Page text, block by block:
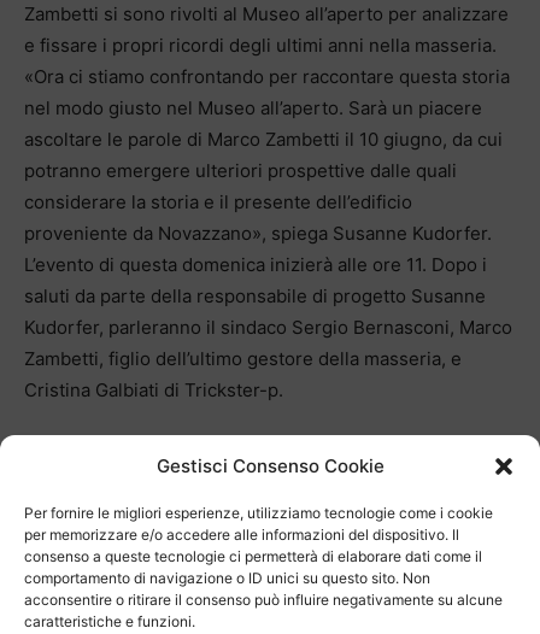
Gestisci Consenso Cookie
Per fornire le migliori esperienze, utilizziamo tecnologie come i cookie
per memorizzare e/o accedere alle informazioni del dispositivo. Il
consenso a queste tecnologie ci permetterà di elaborare dati come il
comportamento di navigazione o ID unici su questo sito. Non
acconsentire o ritirare il consenso può influire negativamente su alcune
caratteristiche e funzioni.
Zambetti si sono rivolti al Museo all’aperto per analizzare
e fissare i propri ricordi degli ultimi anni nella masseria.
«Ora ci stiamo confrontando per raccontare questa storia
nel modo giusto nel Museo all’aperto. Sarà un piacere
ascoltare le parole di Marco Zambetti il 10 giugno, da cui
potranno emergere ulteriori prospettive dalle quali
considerare la storia e il presente dell’edificio
proveniente da Novazzano», spiega Susanne Kudorfer.
L’evento di questa domenica inizierà alle ore 11. Dopo i
saluti da parte della responsabile di progetto Susanne
Kudorfer, parleranno il sindaco Sergio Bernasconi, Marco
Zambetti, figlio dell’ultimo gestore della masseria, e
Cristina Galbiati di Trickster-p.